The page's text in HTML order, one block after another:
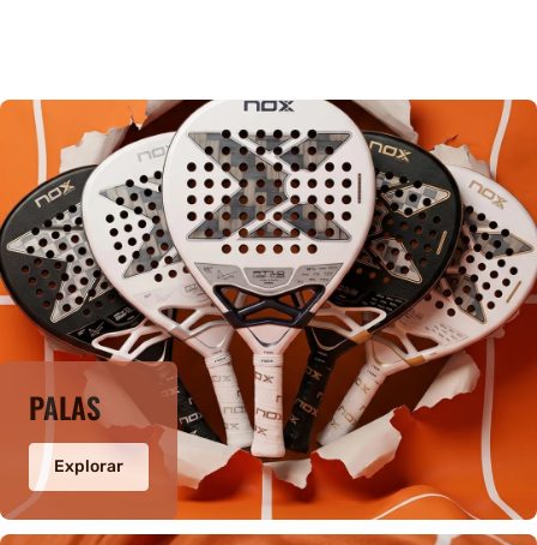
PALAS
Explorar